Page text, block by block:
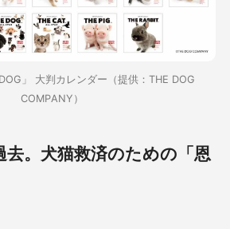
」 大判カレンダー（提供：THE DOG
COMPANY）
去。犬猫救済のための「恩